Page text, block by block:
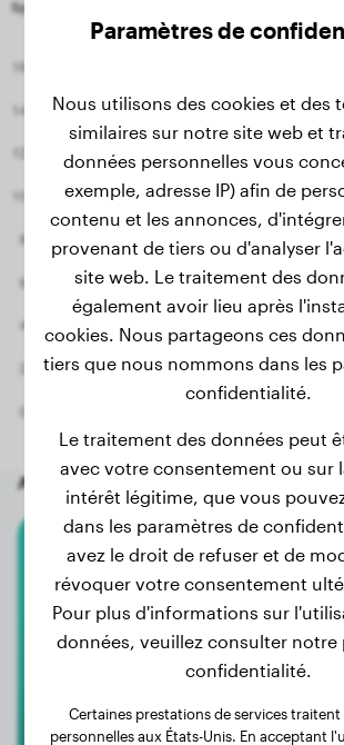
Autres chiens aléatoires
Cane Corso
Sarge
Paramètres de
Nous utilisons des cookies et des
similaires sur notre site web et
données personnelles vous
exemple, adresse IP) afin de
contenu et les annonces,
provenant de tiers ou d'analyser
site web. Le traitement des
également avoir lieu après
cookies. Nous partageons ces
tiers que nous nommons dans les
confidentialité.
Le traitement des données peut
avec votre consentement ou sur
intérêt légitime, que vous
dans les paramètres de
avez le droit de refuser et de
révoquer votre consentement
Pour plus d'informations sur
données, veuillez consulter notre
confidentialité.
Certaines prestations de services traitent
personnelles aux États-Unis. En acceptant